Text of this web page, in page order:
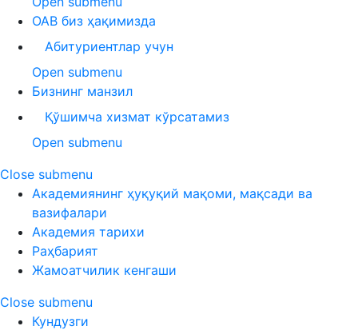
ОАВ биз ҳақимизда
Абитуриентлар учун
Open submenu
Бизнинг манзил
Қўшимча хизмат кўрсатамиз
Open submenu
Close submenu
Академиянинг ҳуқуқий мақоми, мақсади ва
вазифалари
Академия тарихи
Раҳбарият
Жамоатчилик кенгаши
Close submenu
Кундузги